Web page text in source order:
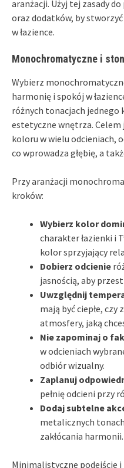
aranżacji. Użyj tej zasady
oraz dodatków, by
w łazience.
Monochromatyczne i
Wybierz
harmonię i spokój w
różnych tonacjach
estetyczne wnętrza.
koloru w wielu odcieniach,
co wprowadza głębię, a
Przy aranżacji
kroków:
Wybierz kolor
charakter łazienki i
kolor sprzyjający
Dobierz odcienie
jasnością, aby
Uwzględnij
mają być ciepłe, czy
atmosfery, jaką
Nie zapominaj o
w odcieniach
odbiór wizualny.
Zaplanuj
pełnię odcieni przy
Dodaj subtelne
metalicznych
zakłócania harmonii.
Minimalistyczne podejście